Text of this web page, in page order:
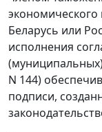
экономического
Беларусь или
исполнения
N 144)
подписи,